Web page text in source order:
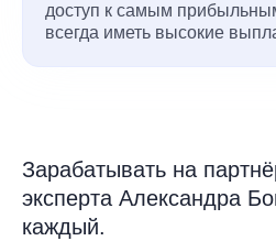
доступ к самым
всегда иметь высокие
Зарабатывать на
эксперта Александра
каждый.